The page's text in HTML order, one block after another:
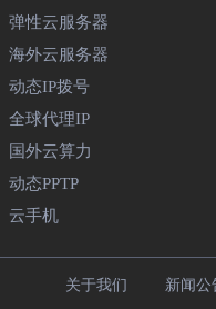
弹性云服务器
海外云服务器
动态IP拨号
全球代理IP
国外云算力
动态PPTP
云手机
关于我们 新闻公